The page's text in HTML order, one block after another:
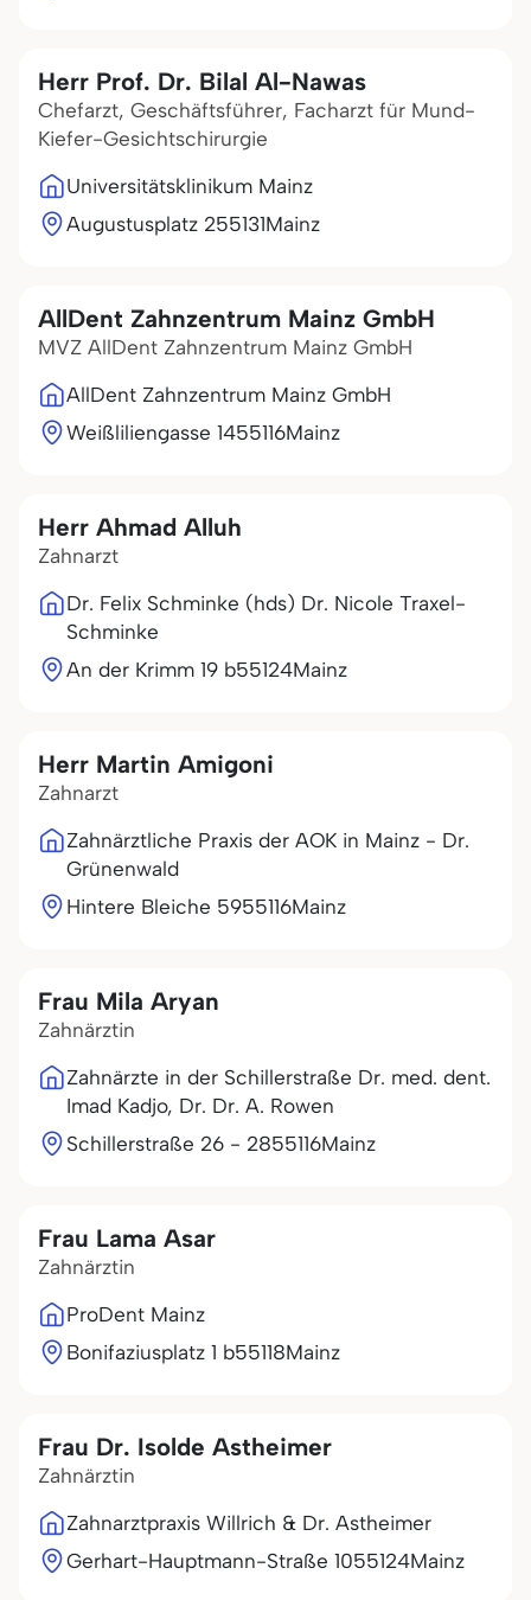
Herr Prof. Dr. Bilal Al-Nawas
Chefarzt, Geschäftsführer, Facharzt für Mund-
Kiefer-Gesichtschirurgie
Universitätsklinikum Mainz
Augustusplatz 255131Mainz
AllDent Zahnzentrum Mainz GmbH
MVZ AllDent Zahnzentrum Mainz GmbH
AllDent Zahnzentrum Mainz GmbH
Weißliliengasse 1455116Mainz
Herr Ahmad Alluh
Zahnarzt
Dr. Felix Schminke (hds) Dr. Nicole Traxel-
Schminke
An der Krimm 19 b55124Mainz
Herr Martin Amigoni
Zahnarzt
Zahnärztliche Praxis der AOK in Mainz - Dr.
Grünenwald
Hintere Bleiche 5955116Mainz
Frau Mila Aryan
Zahnärztin
Zahnärzte in der Schillerstraße Dr. med. dent.
Imad Kadjo, Dr. Dr. A. Rowen
Schillerstraße 26 - 2855116Mainz
Frau Lama Asar
Zahnärztin
ProDent Mainz
Bonifaziusplatz 1 b55118Mainz
Frau Dr. Isolde Astheimer
Zahnärztin
Zahnarztpraxis Willrich & Dr. Astheimer
Gerhart-Hauptmann-Straße 1055124Mainz